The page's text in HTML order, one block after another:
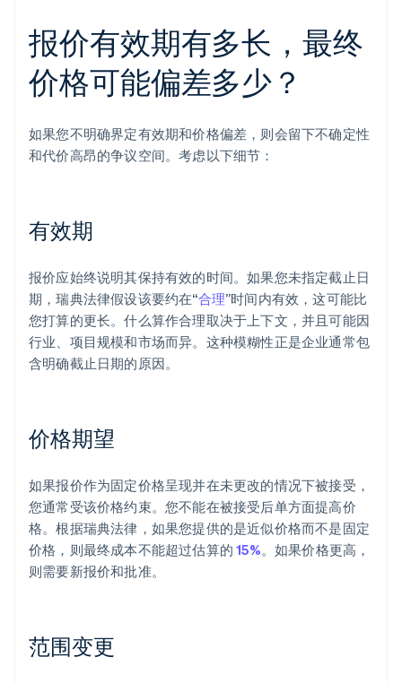
报价有效期有多长，最终
价格可能偏差多少？
如果您不明确界定有效期和价格偏差，则会留下不确定性
和代价高昂的争议空间。考虑以下细节：
有效期
报价应始终说明其保持有效的时间。如果您未指定截止日
期，瑞典法律假设该要约在“合理”时间内有效，这可能比
您打算的更长。什么算作合理取决于上下文，并且可能因
行业、项目规模和市场而异。这种模糊性正是企业通常包
含明确截止日期的原因。
价格期望
如果报价作为固定价格呈现并在未更改的情况下被接受，
您通常受该价格约束。您不能在被接受后单方面提高价
格。根据瑞典法律，如果您提供的是近似价格而不是固定
价格，则最终成本不能超过估算的15%。如果价格更高，
则需要新报价和批准。
范围变更